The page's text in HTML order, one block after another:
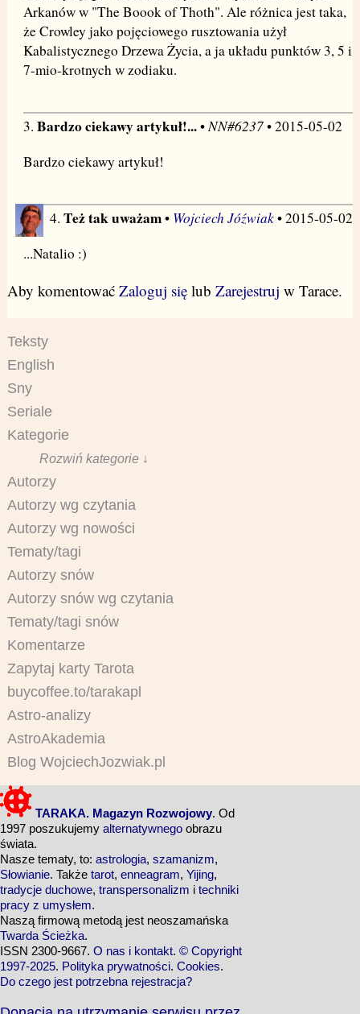
Arkanów w "The Boook of Thoth". Ale różnica jest taka,
że Crowley jako pojęciowego rusztowania użył
Kabalistycznego Drzewa Życia, a ja układu punktów 3, 5 i
7-mio-krotnych w zodiaku.
3. Bardzo ciekawy artykuł!...•NN#6237• 2015-05-02
Bardzo ciekawy artykuł!
4. Też tak uważam• Wojciech Jóźwiak• 2015-05-02
...Natalio :)
Aby komentować Zaloguj sięlub Zarejestruj w Tarace.
Teksty
English
Sny
Seriale
Kategorie
Rozwiń kategorie ↓
Autorzy
Autorzy wg czytania
Autorzy wg nowości
Tematy/tagi
Autorzy snów
Autorzy snów wg czytania
Tematy/tagi snów
Komentarze
Zapytaj karty Tarota
buycoffee.to/tarakapl
Astro-analizy
AstroAkademia
Blog WojciechJozwiak.pl
TARAKA. Magazyn Rozwojowy. Od
1997 poszukujemy alternatywnego obrazu
świata.
Nasze tematy, to: astrologia, szamanizm,
Słowianie. Także tarot, enneagram, Yijing,
tradycje duchowe, transpersonalizm i techniki
pracy z umysłem.
Naszą firmową metodą jest neoszamańska
Twarda Ścieżka.
ISSN 2300-9667. O nas i kontakt. © Copyright
1997-2025. Polityka prywatności. Cookies.
Do czego jest potrzebna rejestracja?